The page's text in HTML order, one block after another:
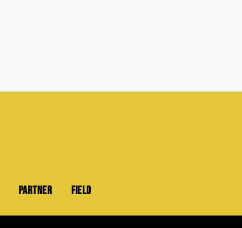
PARTNER FIELD